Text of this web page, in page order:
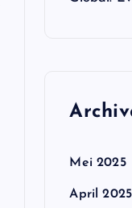
Mei 2025
April 2025